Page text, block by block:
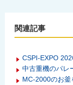
関連記事
CSPI-EXPO
中古重機のパレ
MC-2000のお